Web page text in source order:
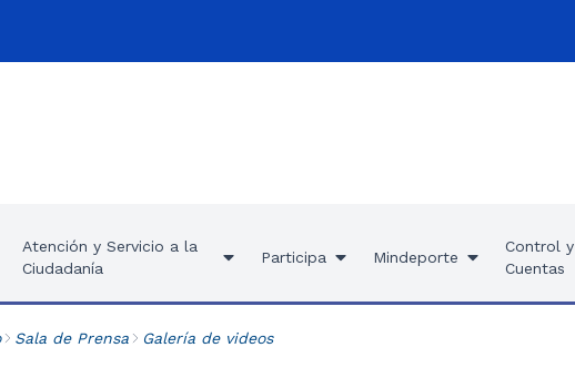
Atención y Servicio a la
Ciudadanía
Participa Mindeporte
Control
Cuentas
Sala de Prensa Galería de videos